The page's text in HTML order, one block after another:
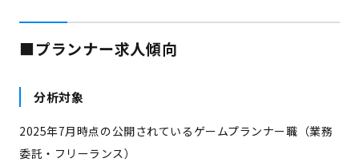
■プランナー求人傾向
分析対象
2025年7月時点の公開されているゲームプランナー職（業務
委託・フリーランス）